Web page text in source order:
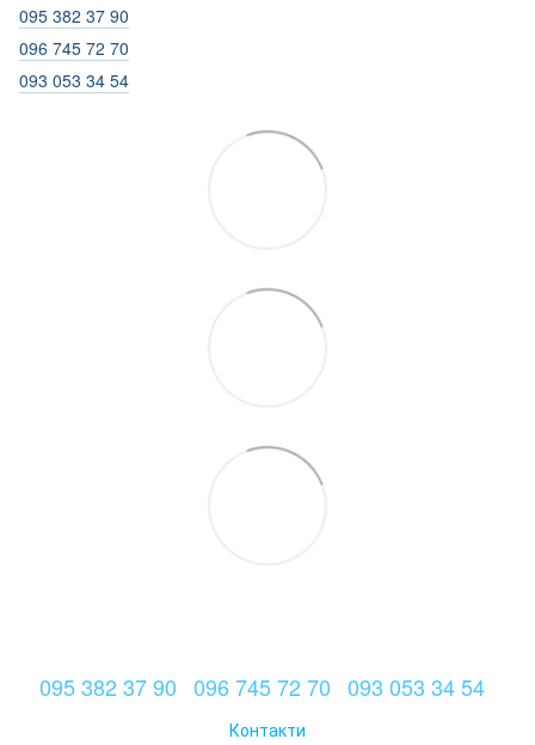
095 382 37 90
096 745 72 70
093 053 34 54
095 382 37 90 096 745 72 70 093 053 34 54
Контакти